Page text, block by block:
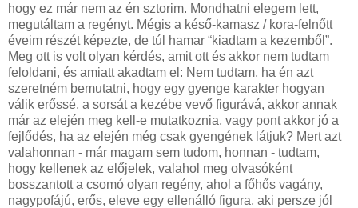
hogy ez már nem az én sztorim. Mondhatni elegem lett,
megutáltam a regényt. Mégis a késő-kamasz / kora-felnőtt
éveim részét képezte, de túl hamar “kiadtam a kezemből”.
Meg ott is volt olyan kérdés, amit ott és akkor nem tudtam
feloldani, és amiatt akadtam el: Nem tudtam, ha én azt
szeretném bemutatni, hogy egy gyenge karakter hogyan
válik erőssé, a sorsát a kezébe vevő figurává, akkor annak
már az elején meg kell-e mutatkoznia, vagy pont akkor jó a
fejlődés, ha az elején még csak gyengének látjuk? Mert azt
valahonnan - már magam sem tudom, honnan - tudtam,
hogy kellenek az előjelek, valahol meg olvasóként
bosszantott a csomó olyan regény, ahol a főhős vagány,
nagypofájú, erős, eleve egy ellenálló figura, aki persze jól